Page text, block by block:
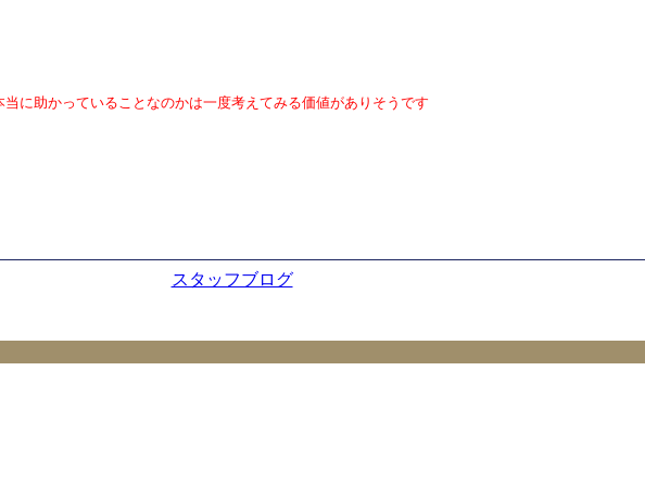
に助かっていることなのかは一度考えてみる価値がありそうです
スタッフブログ